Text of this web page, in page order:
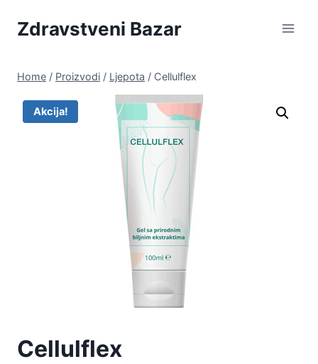
Zdravstveni Bazar
Home / Proizvodi / Ljepota / Cellulflex
Akcija!
Cellulflex